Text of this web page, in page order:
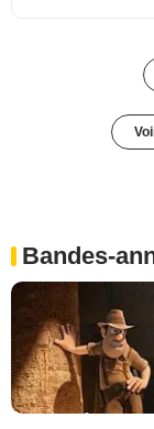
Bandes-